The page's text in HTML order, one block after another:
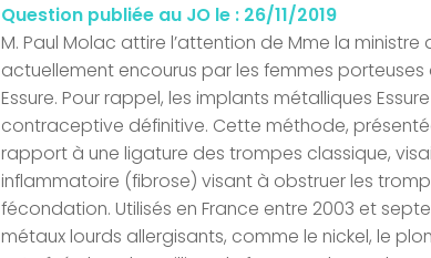
Question publiée au JO le : 26/11/2019
M. Paul Molac attire l’attention de Mme la
actuellement encourus par les femmes
Essure. Pour rappel, les implants métalliques
contraceptive définitive. Cette méthode,
rapport à une ligature des trompes classique,
inflammatoire (fibrose) visant à obstruer les
fécondation. Utilisés en France entre 2003 et
métaux lourds allergisants, comme le nickel, le